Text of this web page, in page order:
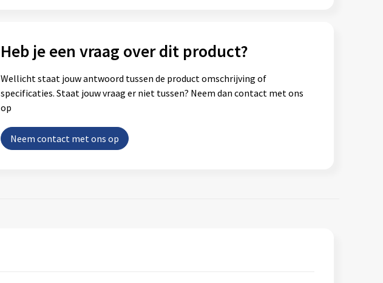
Heb je een vraag over dit product?
Wellicht staat jouw antwoord tussen de product omschrijving of
specificaties. Staat jouw vraag er niet tussen? Neem dan contact met ons
op
Neem contact met ons op